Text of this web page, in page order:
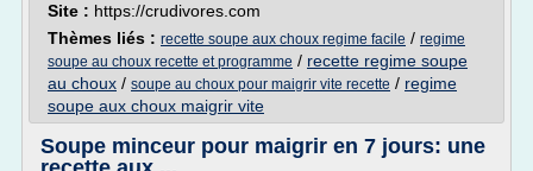
Site : https://crudivores.com
Thèmes liés : recette soupe aux choux regime facile / regime
soupe au choux recette et programme / recette regime soupe
au choux / soupe au choux pour maigrir vite recette / regime
soupe aux choux maigrir vite
Soupe minceur pour maigrir en 7 jours: une